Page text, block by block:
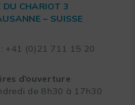
DU CHARIOT 3
– SUISSE
+41 (0)21 711 15 20
d’ouverture
de 8h30 à 17h30